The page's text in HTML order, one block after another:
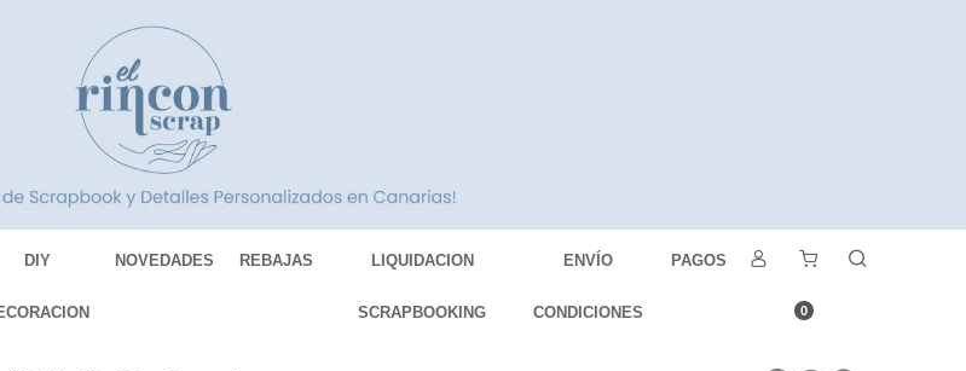
DIY NOVEDADES REBAJAS LIQUIDACION
SCRAPBOOKING
ENVÍO
CONDICIONES
PAGOS
0